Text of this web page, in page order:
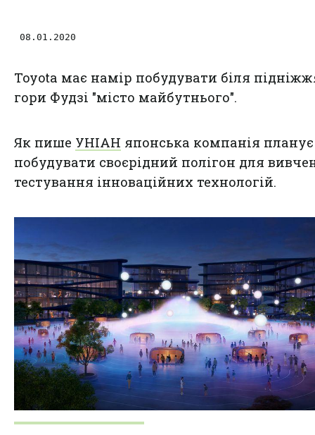
08.01.2020
Toyota має намір побудувати біля
гори Фудзі "місто майбутнього".
Як пише УНІАН японська компанія планує
побудувати своєрідний полігон для
тестування інноваційних технологій.